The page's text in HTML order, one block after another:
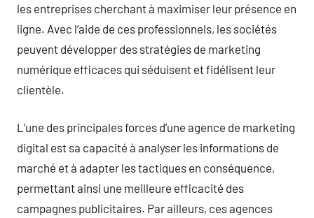
les entreprises cherchant à maximiser leur présence en
ligne. Avec l’aide de ces professionnels, les sociétés
peuvent développer des stratégies de marketing
numérique efficaces qui séduisent et fidélisent leur
clientèle.
L’une des principales forces d’une agence de marketing
digital est sa capacité à analyser les informations de
marché et à adapter les tactiques en conséquence,
permettant ainsi une meilleure efficacité des
campagnes publicitaires. Par ailleurs, ces agences